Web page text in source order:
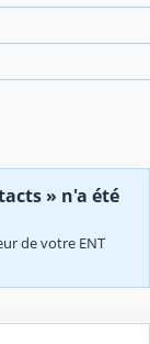
» n'a été
de votre ENT